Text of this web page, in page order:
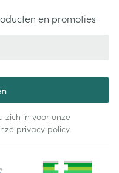
en promoties
zich in voor onze
privacy policy.